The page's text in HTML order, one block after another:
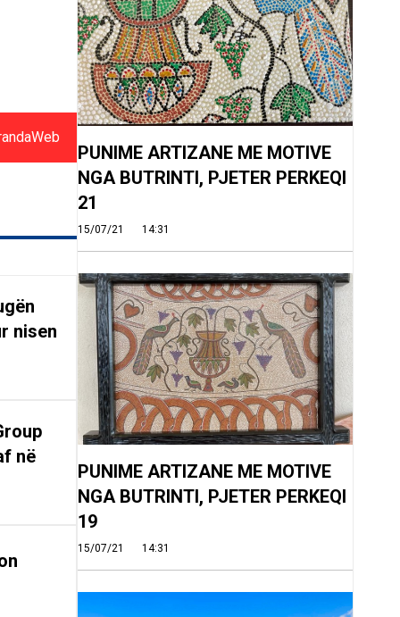
nisen
në
PUNIME ARTIZANE ME MOTIVE
NGA BUTRINTI, PJETER PERKEQI
21
15/07/21 14:31
PUNIME ARTIZANE ME MOTIVE
NGA BUTRINTI, PJETER PERKEQI
19
15/07/21 14:31